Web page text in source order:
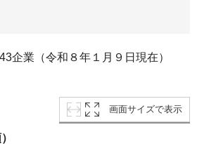
企業（令和８年１月９日現在）
画面サイズで表示